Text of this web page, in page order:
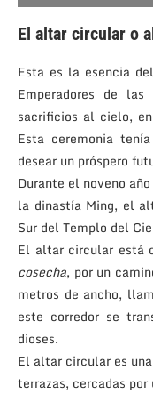
El altar circular o
Esta es la esencia
Emperadores de
sacrificios al cielo,
Esta ceremonia
desear un próspero
Durante el noveno
la dinastía Ming, el
Sur del Templo del
El altar circular está
cosecha, por un
metros de ancho,
este corredor se
dioses.
El altar circular es
terrazas, cercadas